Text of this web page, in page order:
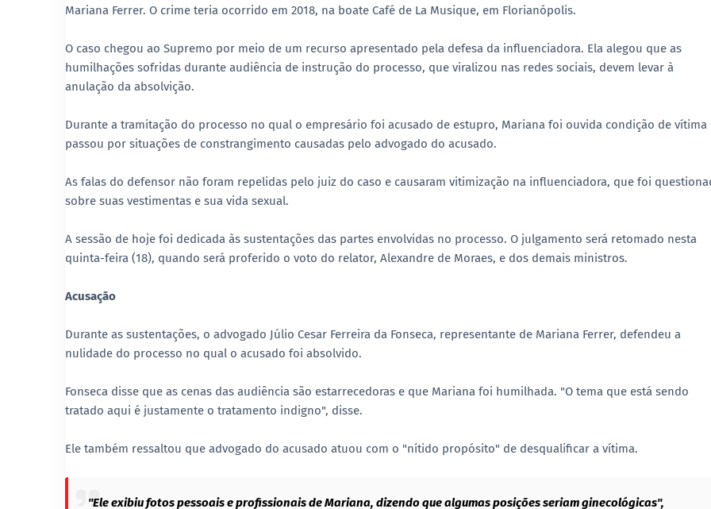
Mariana Ferrer. O crime teria ocorrido em 2018, na boate Café de La Musique, em Florianópolis.
O caso chegou ao Supremo por meio de um recurso apresentado pela defesa da influenciadora. Ela alegou que as
humilhações sofridas durante audiência de instrução do processo, que viralizou nas redes sociais, devem levar à
anulação da absolvição.
Durante a tramitação do processo no qual o empresário foi acusado de estupro, Mariana foi ouvida condição de vítima
passou por situações de constrangimento causadas pelo advogado do acusado.
As falas do defensor não foram repelidas pelo juiz do caso e causaram vitimização na influenciadora, que foi
sobre suas vestimentas e sua vida sexual.
A sessão de hoje foi dedicada às sustentações das partes envolvidas no processo. O julgamento será retomado nesta
quinta-feira (18), quando será proferido o voto do relator, Alexandre de Moraes, e dos demais ministros.
Acusação
Durante as sustentações, o advogado Júlio Cesar Ferreira da Fonseca, representante de Mariana Ferrer, defendeu a
nulidade do processo no qual o acusado foi absolvido.
Fonseca disse que as cenas das audiência são estarrecedoras e que Mariana foi humilhada. "O tema que está sendo
tratado aqui é justamente o tratamento indigno", disse.
Ele também ressaltou que advogado do acusado atuou com o "nítido propósito" de desqualificar a vítima.
"Ele exibiu fotos pessoais e profissionais de Mariana, dizendo que algumas posições seriam ginecológicas",